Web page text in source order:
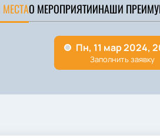
О МЕРОПРИЯТИИНАШИ